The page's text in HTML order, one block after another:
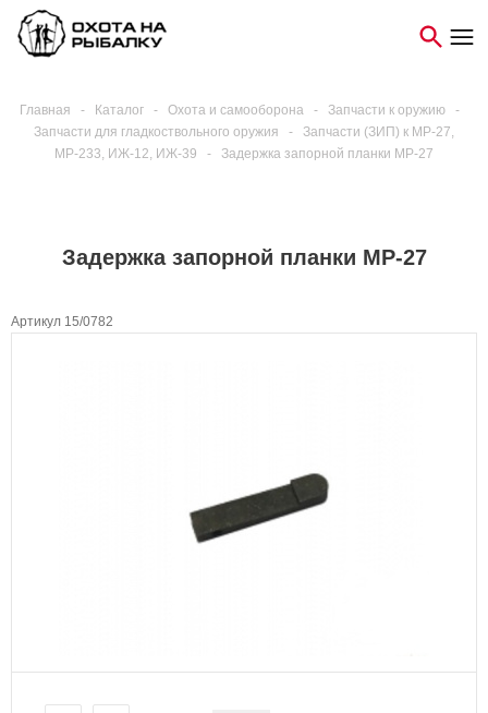
Главная - Каталог - Охота и самооборона - Запчасти к оружию
-
Запчасти для гладкоствольного оружия
-
Запчасти (ЗИП) к МР-27,
МР-233, ИЖ-12, ИЖ-39
- Задержка запорной планки МР-27
Задержка запорной планки МР-27
Артикул 15/0782